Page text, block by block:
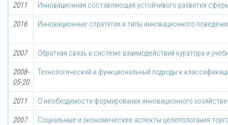
2011 Инновационная составляющая устойчивого развития
2016 Инновационные стратегии и типы инновационного
2007 Обратная связь в системе взаимодействий куратора и
2008-
05-20
Технологический и функциональный подходы к
2011 О необходимости формирования инновационного
2007
Социальные и экономические аспекты целепологания